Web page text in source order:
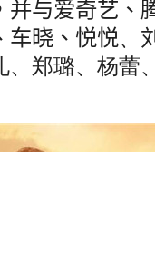
并与爱奇艺、
车晓、悦悦、
、郑璐、杨蕾